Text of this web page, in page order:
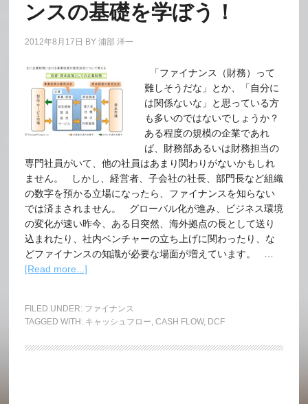
ンスの基礎を学ぼう！
2012年8月17日 BY 浦部 洋一
「ファイナンス（財務）って
難しそうだな」とか、「自分に
は関係ないな」と思っている方
も多いのではないでしょうか？
ある程度の規模の企業であれ
ば、財務部あるいは財務担当の
専門社員がいて、他の社員はあまり関わりがないかもしれ
ません。 しかし、経営者、子会社の社長、部門長など組織
の数字を預かる立場になったら、ファイナンスを知らない
では済まされません。 グローバル化が進み、ビジネス環境
の変化が速い昨今、ある日突然、海外拠点の長として送り
込まれたり、社内ベンチャーの立ち上げに関わったり、な
どファイナンスの知識が必要な場面が増えています。 …
[Read more...]
FILED UNDER: ファイナンス
TAGGED WITH: キャッシュフロー, CASH FLOW, DCF